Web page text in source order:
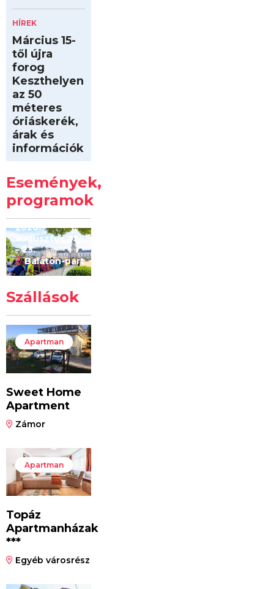
HÍREK
Március 15-
től újra
forog
Keszthelyen
az 50
méteres
óriáskerék,
árak és
információk
Események,
programok
Kilóméterek
2026
2026.
augusztus 22
– 23.
Balaton-part
Szállások
Apartman
Sweet Home
Apartment
Zámor
Apartman
Topáz
Apartmanházak
***
Egyéb városrész